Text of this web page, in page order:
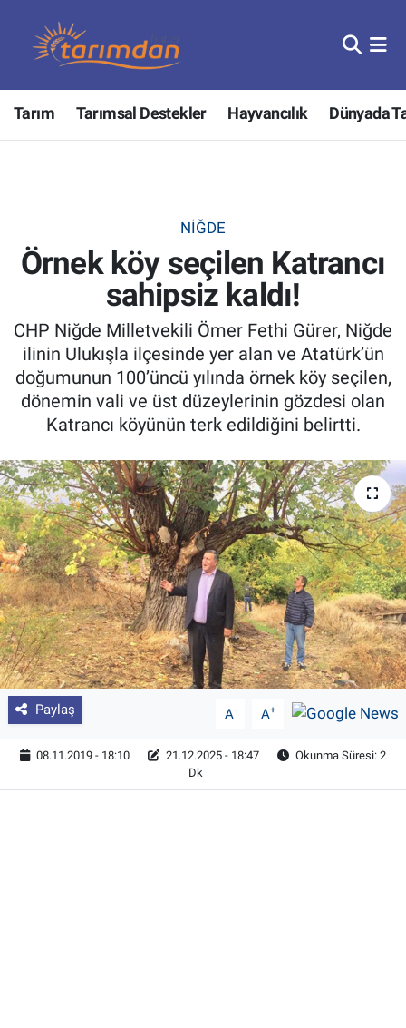
Tarım Tarımsal Destekler Hayvancılık Dünyada
NIĞDE
Örnek köy seçilen Katrancı
sahipsiz kaldı!
CHP Niğde Milletvekili Ömer Fethi Gürer, Niğde
ilinin Ulukışla ilçesinde yer alan ve Atatürk’ün
doğumunun 100’üncü yılında örnek köy seçilen,
dönemin vali ve üst düzeylerinin gözdesi olan
Katrancı köyünün terk edildiğini belirtti.
Paylaş A- A+
08.11.2019 - 18:10 21.12.2025 - 18:47
Okunma Süresi: 2
Dk
Tarım
Hayvancılık
Tarımsal Destekler
Tarım Bakanlığı
TZOB
Tarım Kredi Kooperatifleri
Et fiyatları
Tarım Bilgisi
Yetiştirici Soruyor
Dünyada Tarım
Üretici Birlikleri
Şeker ve Şekerli Mamüller
Tahıllar ve Baklagiller
Nöbetçi Eczaneler
Hava Durumu
Tüm Manşetler
Son Dakika Haberleri
Haber Arşivi